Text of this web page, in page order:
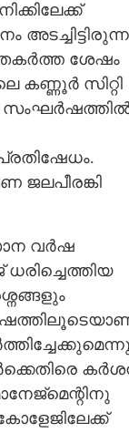
ശേഷം
കണ്ണൂർ സിറ്റി
ജലപീരങ്കി
വർഷ